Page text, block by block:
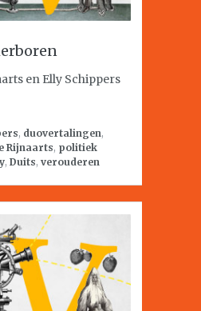
en Elly Schippers
, duovertalingen,
Rijnaarts, politiek
, Duits, verouderen